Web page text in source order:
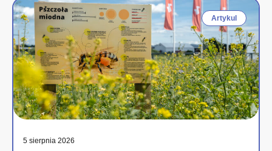
Artykul
5 sierpnia 2026